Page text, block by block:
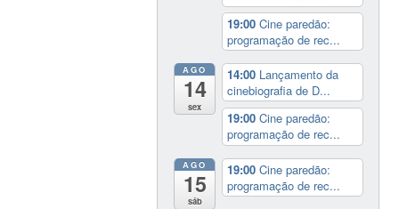
19:00Cine paredão:
programação de rec...
AGO
14
sex
14:00 Lançamento da
cinebiografia de D...
19:00Cine paredão:
programação de rec...
AGO
15
sáb
19:00Cine paredão:
programação de rec...